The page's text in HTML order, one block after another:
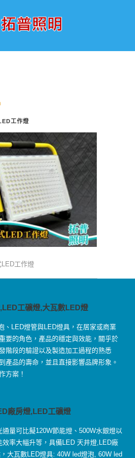
工作燈
工作燈
工礦燈,大瓦數LED燈
、LED燈管與LED燈具，在居家或商業
要的角色，產品的穩定與效能，關乎於
階段的驗證以及製造加工過程的熟悉
產品的壽命，並且直接影響品牌形象。
方案！
廠房燈,LED工礦燈
量可比擬120W節能燈、500W水銀燈以
效率大幅升等，具備LED 天井燈,LED廠
大瓦數LED燈具: 40W led燈泡, 60W led